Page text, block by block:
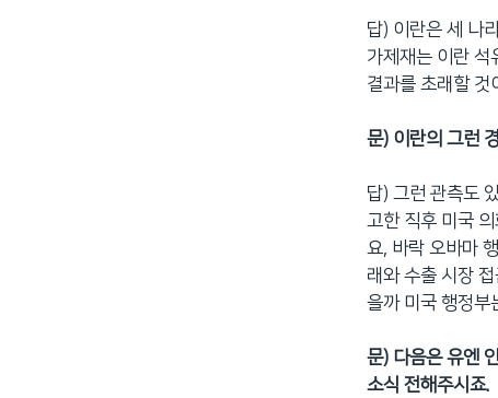
답) 이란은 세 나
가제재는 이란 석
결과를 초래할 것
문) 이란의 그런
답) 그런 관측도
고한 직후 미국
요, 바락 오바마
래와 수출 시장
을까 미국 행정부
문) 다음은 유엔
소식 전해주시죠.